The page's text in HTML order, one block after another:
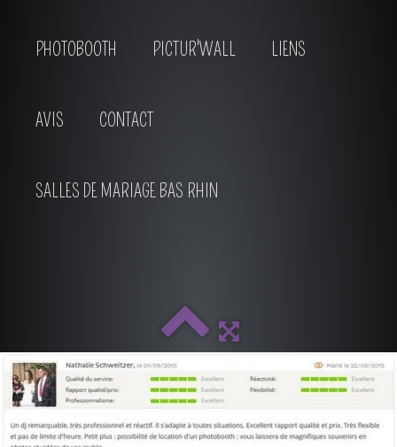
PHOTOBOOTH PICTUR'WALL LIENS
AVIS CONTACT
SALLES DE MARIAGE BAS RHIN